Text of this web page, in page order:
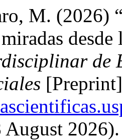
M. (2026)
de
August 2026).